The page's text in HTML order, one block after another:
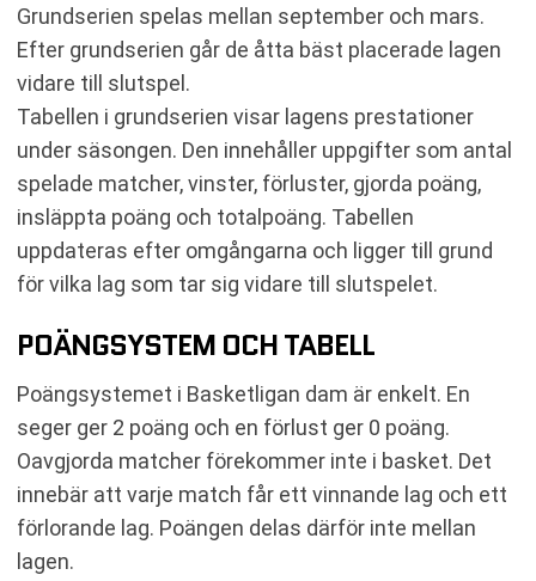
Grundserien spelas mellan september och mars.
Efter grundserien går de åtta bäst placerade lagen
vidare till slutspel.
Tabellen i grundserien visar lagens prestationer
under säsongen. Den innehåller uppgifter som antal
spelade matcher, vinster, förluster, gjorda poäng,
insläppta poäng och totalpoäng. Tabellen
uppdateras efter omgångarna och ligger till grund
för vilka lag som tar sig vidare till slutspelet.
POÄNGSYSTEM OCH TABELL
Poängsystemet i Basketligan dam är enkelt. En
seger ger 2 poäng och en förlust ger 0 poäng.
Oavgjorda matcher förekommer inte i basket. Det
innebär att varje match får ett vinnande lag och ett
förlorande lag. Poängen delas därför inte mellan
lagen.